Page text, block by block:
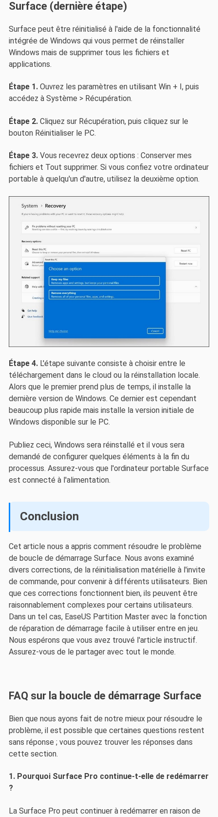
Surface (dernière étape)
Surface peut être réinitialisé à l'aide de la fonctionnalité
intégrée de Windows qui vous permet de réinstaller
Windows mais de supprimer tous les fichiers et
applications.
Étape 1.Ouvrez les paramètres en utilisant Win + I, puis
accédez à Système > Récupération.
Étape 2.Cliquez sur Récupération, puis cliquez sur le
bouton Réinitialiser le PC.
Étape 3.Vous recevrez deux options : Conserver mes
fichiers et Tout supprimer. Si vous confiez votre ordinateur
portable à quelqu'un d'autre, utilisez la deuxième option.
Étape 4.L'étape suivante consiste à choisir entre le
téléchargement dans le cloud ou la réinstallation locale.
Alors que le premier prend plus de temps, il installe la
dernière version de Windows. Ce dernier est cependant
beaucoup plus rapide mais installe la version initiale de
Windows disponible sur le PC.
Publiez ceci, Windows sera réinstallé et il vous sera
demandé de configurer quelques éléments à la fin du
processus. Assurez-vous que l'ordinateur portable Surface
est connecté à l'alimentation.
Conclusion
Cet article nous a appris comment résoudre le problème
de boucle de démarrage Surface. Nous avons examiné
divers corrections, de la réinitialisation matérielle à l'invite
de commande, pour convenir à différents utilisateurs. Bien
que ces corrections fonctionnent bien, ils peuvent être
raisonnablement complexes pour certains utilisateurs.
Dans un tel cas, EaseUS Partition Master avec la fonction
de réparation de démarrage facile à utiliser entre en jeu.
Nous espérons que vous avez trouvé l'article instructif.
Assurez-vous de le partager avec tout le monde.
FAQ sur la boucle de démarrage Surface
Bien que nous ayons fait de notre mieux pour résoudre le
problème, il est possible que certaines questions restent
sans réponse ; vous pouvez trouver les réponses dans
cette section.
1. Pourquoi Surface Pro continue-t-elle de redémarrer
?
La Surface Pro peut continuer à redémarrer en raison de